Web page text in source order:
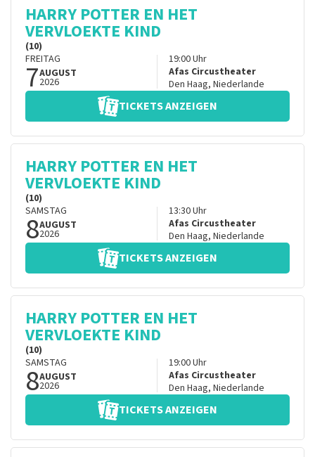
HARRY POTTER EN HET
VERVLOEKTE KIND
(10)
FREITAG
7AUGUST
2026
19:00Uhr
Afas Circustheater
Den Haag, Niederlande
TICKETS ANZEIGEN
HARRY POTTER EN HET
VERVLOEKTE KIND
(10)
SAMSTAG
8AUGUST
2026
13:30Uhr
Afas Circustheater
Den Haag, Niederlande
TICKETS ANZEIGEN
HARRY POTTER EN HET
VERVLOEKTE KIND
(10)
SAMSTAG
8AUGUST
2026
19:00Uhr
Afas Circustheater
Den Haag, Niederlande
TICKETS ANZEIGEN